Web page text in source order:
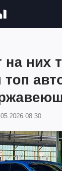
на них
топ
08:30